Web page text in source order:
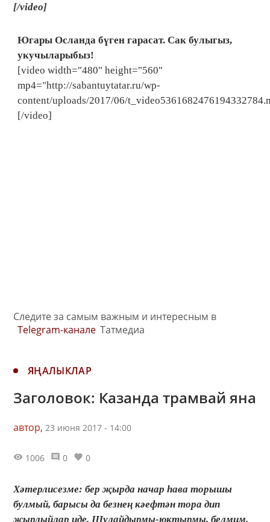
[/video]
Югары Осланда бүген гарасат. Сак булыгыз,
укучыларыбыз!
[video width="480" height="560"
mp4="http://sabantuytatar.ru/wp-
content/uploads/2017/06/
[/video]
Следите за самым важным и интересным в
Telegram-канале Татмедиа
ЯҢАЛЫКЛАР
Заголовок: Казанда трамвай яна
автор, 23 июня 2017 - 14:00
1006 0 0
Хәтерлисезме: бер җырда начар һава торышы
булмый, барысы да безнең кәефтән тора дип
җырлыйлар иде. Шулайдырмы-юктырмы, белмим.